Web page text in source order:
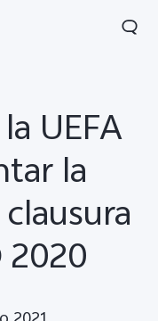
UEFA
la
2020